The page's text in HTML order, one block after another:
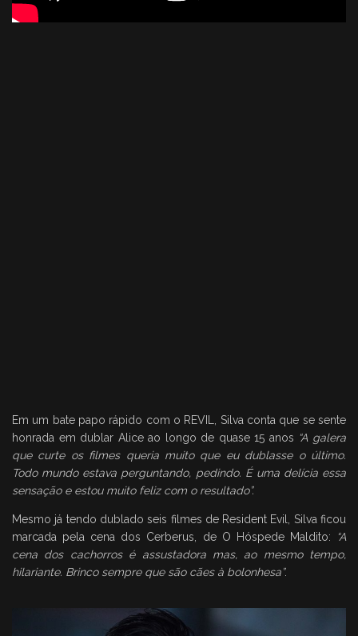
Em um bate papo rápido com o REVIL, Silva conta que se sente
honrada em dublar Alice ao longo de quase 15 anos “A galera
que curte os filmes queria muito que eu dublasse o último.
Todo mundo estava perguntando, pedindo. É uma delícia essa
sensação e estou muito feliz com o resultado”.
Mesmo já tendo dublado seis filmes de Resident Evil, Silva ficou
marcada pela cena dos Cerberus, de O Hóspede Maldito:
“A
cena dos cachorros é assustadora mas, ao mesmo tempo,
hilariante. Brinco sempre que são cães à bolonhesa”.